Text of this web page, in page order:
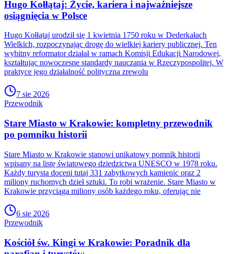
Hugo Kołłątaj: Życie, kariera i najważniejsze
osiągnięcia w Polsce
Hugo Kołłątaj urodził się 1 kwietnia 1750 roku w Dederkałach
Wielkich, rozpoczynając drogę do wielkiej kariery publicznej. Ten
wybitny reformator działał w ramach Komisji Edukacji Narodowej,
kształtując nowoczesne standardy nauczania w Rzeczypospolitej. W
praktyce jego działalność polityczna zrewolu
7 sie 2026
Przewodnik
Stare Miasto w Krakowie: kompletny przewodnik
po pomniku historii
Stare Miasto w Krakowie stanowi unikatowy pomnik historii
wpisany na listę światowego dziedzictwa UNESCO w 1978 roku.
Każdy turysta doceni tutaj 331 zabytkowych kamienic oraz 2
miliony ruchomych dzieł sztuki. To robi wrażenie. Stare Miasto w
Krakowie przyciąga miliony osób każdego roku, oferując nie
6 sie 2026
Przewodnik
Kościół św. Kingi w Krakowie: Poradnik dla